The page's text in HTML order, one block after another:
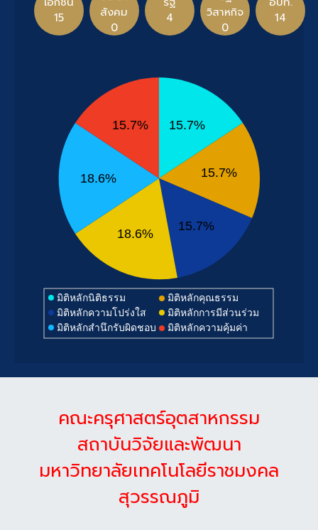
15
สังคม
0
4
วิสาหกิจ
0
14
มิติหลักนิติธรรม มิติหลักคุณธรรม
มิติหลักความโปร่งใส
มิติหลักการมีส่วนร่วม
มิติหลักสำนึกรับผิดชอบ
มิติหลักความคุ้มค่า
15.7%
15.7%
15.7%
18.6%
18.6%
15.7%
คณะครุศาสตร์อุตสาหกรรม
สถาบันวิจัยและพัฒนา
มหาวิทยาลัยเทคโนโลยีราชมงคล
สุวรรณภูมิ